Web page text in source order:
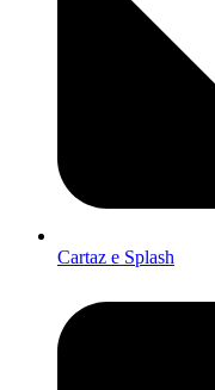
Cartaz e Splash